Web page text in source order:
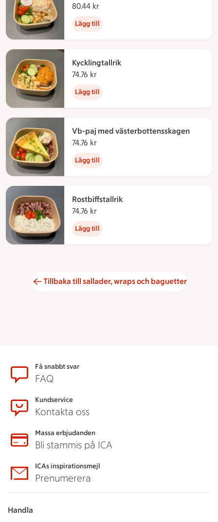
80.44 kr
Lägg till
Kycklingtallrik
74.76 kr
Lägg till
Vb-paj med västerbottensskagen
74.76 kr
Lägg till
Rostbiffstallrik
74.76 kr
Lägg till
Tillbaka till sallader, wraps och baguetter
SidfotFå snabbt svar
FAQ
Kundservice
Kontakta oss
Massa erbjudanden
Bli stammis på ICA
ICAs inspirationsmejl
Prenumerera
Handla